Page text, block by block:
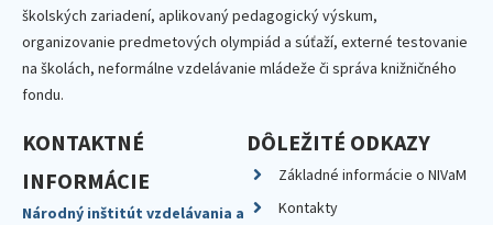
školských zariadení, aplikovaný pedagogický výskum,
organizovanie predmetových olympiád a súťaží, externé testovanie
na školách, neformálne vzdelávanie mládeže či správa knižničného
fondu.
KONTAKTNÉ
INFORMÁCIE
Národný inštitút vzdelávania a
DÔLEŽITÉ ODKAZY
Základné informácie o NIVaM
Kontakty